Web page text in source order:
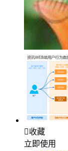
收藏
立即使用